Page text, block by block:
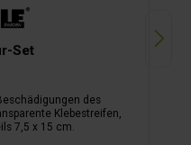
Set
des
Klebestreifen,
7,5 x 15 cm.